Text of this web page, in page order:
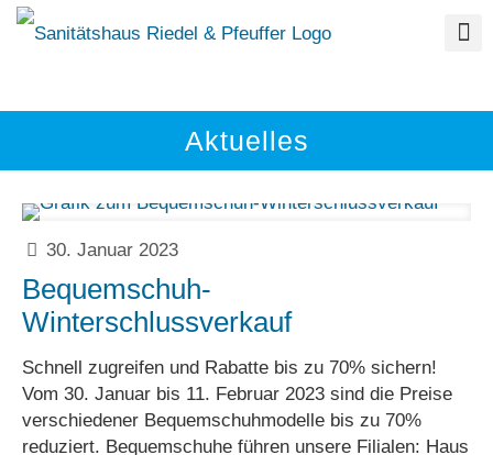
Aktuelles
30. Januar 2023
Bequemschuh-
Winterschlussverkauf
Schnell zugreifen und Rabatte bis zu 70% sichern!
Vom 30. Januar bis 11. Februar 2023 sind die Preise
verschiedener Bequemschuhmodelle bis zu 70%
reduziert. Bequemschuhe führen unsere Filialen: Haus